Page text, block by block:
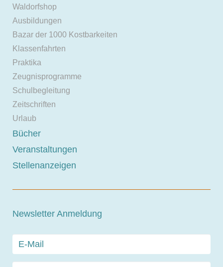
Waldorfshop
Ausbildungen
Bazar der 1000 Kostbarkeiten
Klassenfahrten
Praktika
Zeugnisprogramme
Schulbegleitung
Zeitschriften
Urlaub
Bücher
Veranstaltungen
Stellenanzeigen
Newsletter Anmeldung